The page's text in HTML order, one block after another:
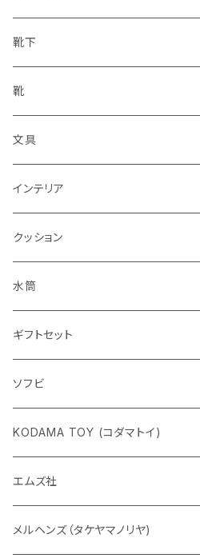
靴下
靴
文具
インテリア
クッション
水筒
ギフトセット
ソフビ
KODAMA TOY (コダマトイ)
チャーミーちゃん
五型動物
エムズ社
デコちゃん
メルヘンズ（タケヤマノリヤ)